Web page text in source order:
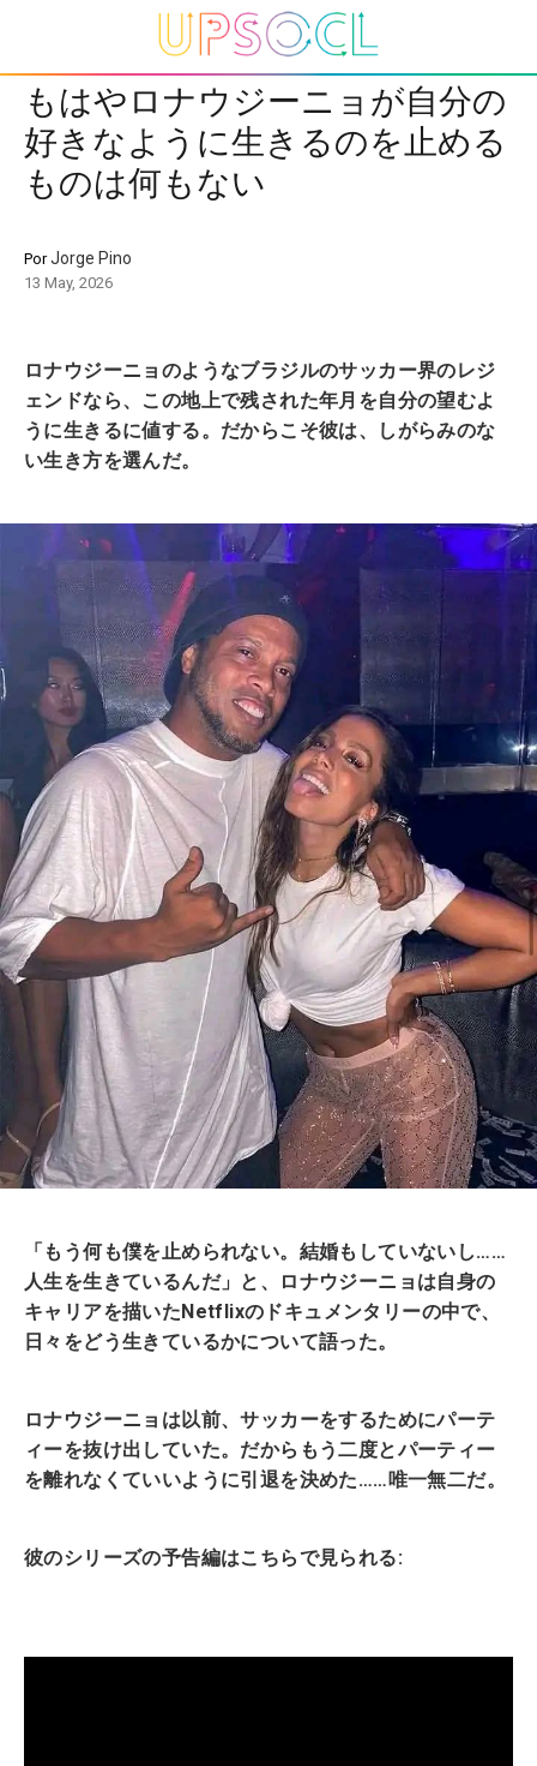
もはやロナウジーニョが自分の
好きなように生きるのを止める
ものは何もない
PorJorge Pino
13 May, 2026
ロナウジーニョのようなブラジルのサッカー界のレジ
ェンドなら、この地上で残された年月を自分の望むよ
うに生きるに値する。だからこそ彼は、しがらみのな
い生き方を選んだ。
「もう何も僕を止められない。結婚もしていないし……
人生を生きているんだ」と、ロナウジーニョは自身の
キャリアを描いたNetflixのドキュメンタリーの中で、
日々をどう生きているかについて語った。
ロナウジーニョは以前、サッカーをするためにパーテ
ィーを抜け出していた。だからもう二度とパーティー
を離れなくていいように引退を決めた……唯一無二だ。
彼のシリーズの予告編はこちらで見られる: